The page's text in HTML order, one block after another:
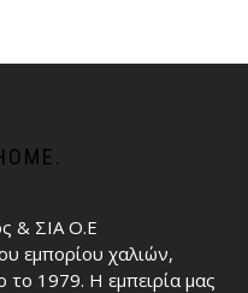
& ΣΙΑ Ο.Ε
εμπορίου χαλιών,
το 1979. Η εμπειρία μας